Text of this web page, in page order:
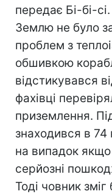
передає Бі-бі-
Землю не було
проблем з
обшивкою
відстикувався
фахівці
приземлення.
знаходився в 74
на випадок якщо
серйозні
Тоді човник